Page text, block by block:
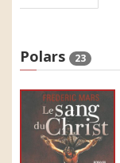
Polars 23